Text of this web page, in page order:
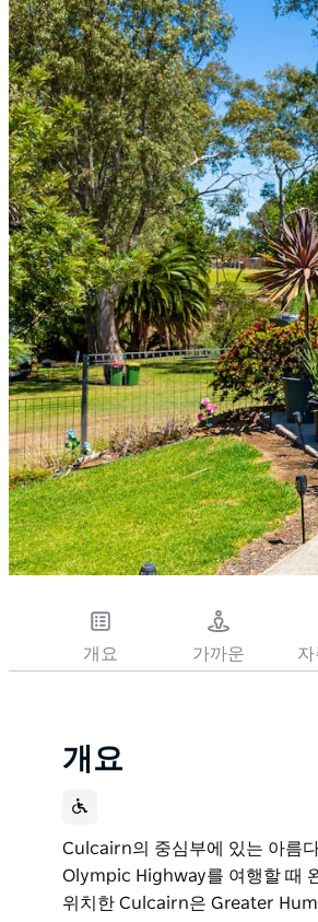
개요 가까운
개요
Culcairn의 중심부에 있는 아름
Olympic Highway를 여행할 때
위치한 Culcairn은 Greater